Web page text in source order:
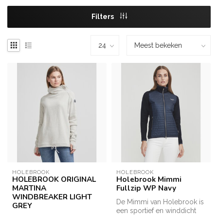
Filters
HOLEBROOK
HOLEBROOK ORIGINAL
MARTINA
WINDBREAKER LIGHT
GREY
HOLEBROOK
Holebrook Mimmi
Fullzip WP Navy
De Mimmi van Holebrook is
een sportief en winddicht